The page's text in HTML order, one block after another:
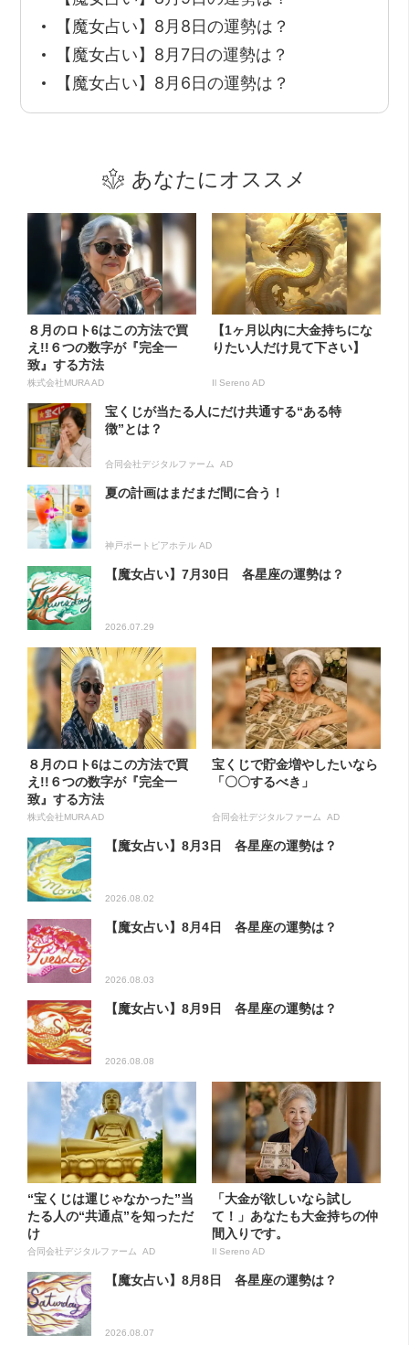
【魔女占い】8月8日の運勢は？
【魔女占い】8月7日の運勢は？
【魔女占い】8月6日の運勢は？
あなたにオススメ
８月のロト6はこの方法で買
え!!６つの数字が『完全一
致』する方法
株式会社MURA AD
【1ヶ月以内に大金持ちにな
りたい人だけ見て下さい】
Il Sereno AD
宝くじが当たる人にだけ共通する“ある特
徴”とは？
合同会社デジタルファーム AD
夏の計画はまだまだ間に合う！
神戸ポートピアホテル AD
【魔女占い】7月30日 各星座の運勢は？
2026.07.29
８月のロト6はこの方法で買
え!!６つの数字が『完全一
致』する方法
株式会社MURA AD
宝くじで貯金増やしたいなら
「〇〇するべき」
合同会社デジタルファーム AD
【魔女占い】8月3日 各星座の運勢は？
2026.08.02
【魔女占い】8月4日 各星座の運勢は？
2026.08.03
【魔女占い】8月9日 各星座の運勢は？
2026.08.08
“宝くじは運じゃなかった”当
たる人の“共通点”を知っただ
け
合同会社デジタルファーム AD
「大金が欲しいなら試し
て！」あなたも大金持ちの仲
間入りです。
Il Sereno AD
【魔女占い】8月8日 各星座の運勢は？
2026.08.07